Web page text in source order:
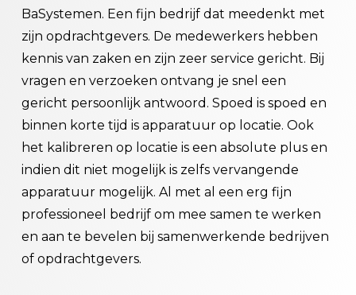
BaSystemen. Een fijn bedrijf dat meedenkt met
zijn opdrachtgevers. De medewerkers hebben
kennis van zaken en zijn zeer service gericht. Bij
vragen en verzoeken ontvang je snel een
gericht persoonlijk antwoord. Spoed is spoed en
binnen korte tijd is apparatuur op locatie. Ook
het kalibreren op locatie is een absolute plus en
indien dit niet mogelijk is zelfs vervangende
apparatuur mogelijk. Al met al een erg fijn
professioneel bedrijf om mee samen te werken
en aan te bevelen bij samenwerkende bedrijven
of opdrachtgevers.